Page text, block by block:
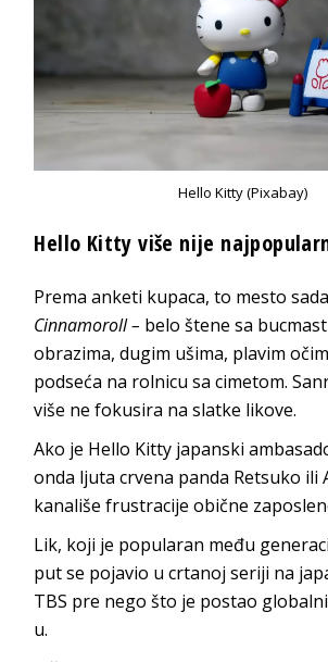
Hello Kitty (Pixabay)
Hello Kitty više nije
Prema anketi kupaca, to mesto
Cinnamoroll – belo štene sa
obrazima, dugim ušima, plavim
podseća na rolnicu sa cimetom.
više ne fokusira na slatke likove.
Ako je Hello Kitty japanski
onda ljuta crvena panda Retsuko ili
kanališe frustracije obične
Lik, koji je popularan među
put se pojavio u crtanoj seriji na
TBS pre nego što je postao
u.